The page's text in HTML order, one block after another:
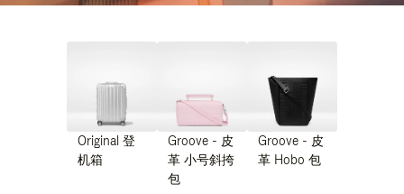
Original 登
机箱
Groove - 皮
革 小号斜挎
包
Groove - 皮
革 Hobo 包